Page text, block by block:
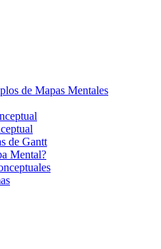
de Mapas Mentales
de Gantt
Mental?